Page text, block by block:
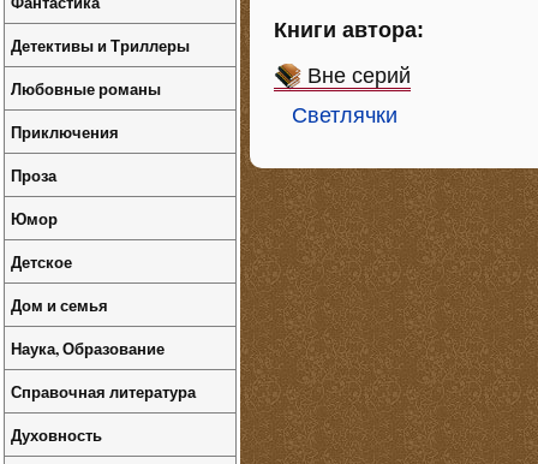
Книги автора:
Вне серий
Светлячки
Детективы и Триллеры
Любовные романы
Приключения
Проза
Юмор
Детское
Дом и семья
Наука, Образование
Справочная литература
Духовность